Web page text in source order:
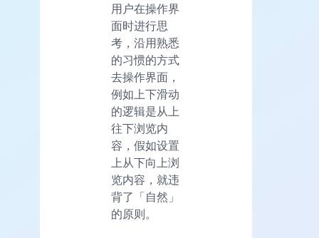
用户在操作界
面时进行思
考，沿用熟悉
的习惯的方式
去操作界面，
例如上下滑动
的逻辑是从上
往下浏览内
容，假如设置
上从下向上浏
览内容，就违
背了「自然」
的原则。